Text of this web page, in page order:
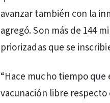
avanzar también con la
agregó. Son más de 144
priorizadas que se
“Hace mucho tiempo
vacunación libre respecto